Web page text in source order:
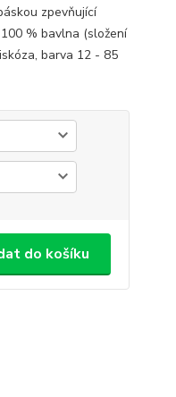
zpevňující
% bavlna (složení
barva 12 - 85
do košíku